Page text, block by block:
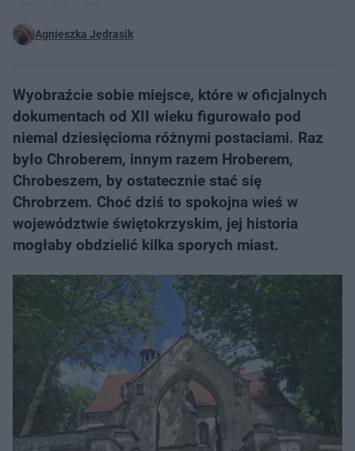
Agnieszka Jędrasik
Wyobraźcie sobie miejsce, które w oficjalnych
dokumentach od XII wieku figurowało pod
niemal dziesięcioma różnymi postaciami. Raz
było Chroberem, innym razem Hroberem,
Chrobeszem, by ostatecznie stać się
Chrobrzem. Choć dziś to spokojna wieś w
województwie świętokrzyskim, jej historia
mogłaby obdzielić kilka sporych miast.